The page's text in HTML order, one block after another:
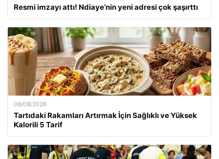
Resmi imzayı attı! Ndiaye’nin yeni adresi çok şaşırttı
06/08/2026
Tartıdaki Rakamları Artırmak İçin Sağlıklı ve Yüksek
Kalorili 5 Tarif